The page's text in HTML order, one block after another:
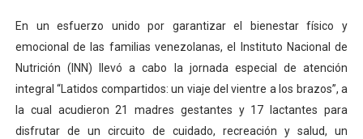
El Lactario del Iahula celebra la Semana Mundial de la
Plan Vacacional "Venezuela Ríe 2026" brinda
Inicia el plan vacacional Venezuela Renace en el
En un esfuerzo unido por garantizar el bienestar físico y
emocional de las familias venezolanas, el Instituto Nacional de
Nutrición (INN) llevó a cabo la jornada especial de atención
integral “Latidos compartidos: un viaje del vientre a los brazos”, a
la cual acudieron 21 madres gestantes y 17 lactantes para
disfrutar de un circuito de cuidado, recreación y salud, un